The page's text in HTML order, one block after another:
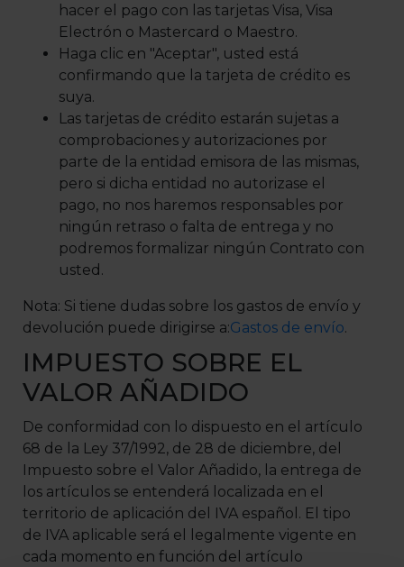
hacer el pago con las tarjetas Visa, Visa
Electrón o Mastercard o Maestro.
Haga clic en "Aceptar", usted está
confirmando que la tarjeta de crédito es
suya.
Las tarjetas de crédito estarán sujetas a
comprobaciones y autorizaciones por
parte de la entidad emisora de las mismas,
pero si dicha entidad no autorizase el
pago, no nos haremos responsables por
ningún retraso o falta de entrega y no
podremos formalizar ningún Contrato con
usted.
Nota: Si tiene dudas sobre los gastos de envío y
devolución puede dirigirse a:Gastos de envío.
IMPUESTO SOBRE EL
VALOR AÑADIDO
De conformidad con lo dispuesto en el artículo
68 de la Ley 37/1992, de 28 de diciembre, del
Impuesto sobre el Valor Añadido, la entrega de
los artículos se entenderá localizada en el
territorio de aplicación del IVA español. El tipo
de IVA aplicable será el legalmente vigente en
cada momento en función del artículo